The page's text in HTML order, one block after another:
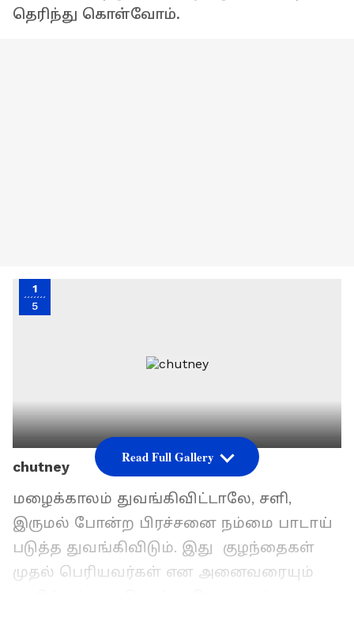
தெரிந்து கொள்வோம்.
1
5
chutney
மழைக்காலம் துவங்கிவிட்டாலே, சளி,
இருமல் போன்ற பிரச்சனை நம்மை பாடாய்
படுத்த துவங்கிவிடும். இது குழந்தைகள்
முதல் பெரியவர்கள் என அனைவரையும்
Read Full Gallery